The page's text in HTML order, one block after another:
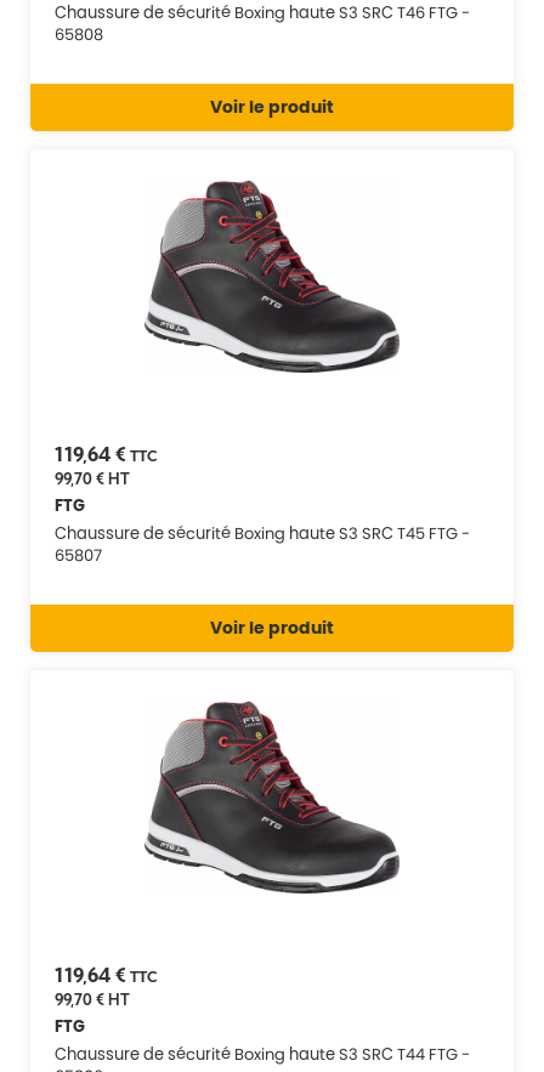
Chaussure de sécurité Boxing haute S3 SRC T46 FTG -
65808
Voir le produit
119,64 € TTC
99,70 €HT
FTG
Chaussure de sécurité Boxing haute S3 SRC T45 FTG -
65807
Voir le produit
119,64 € TTC
99,70 €HT
FTG
Chaussure de sécurité Boxing haute S3 SRC T44 FTG -